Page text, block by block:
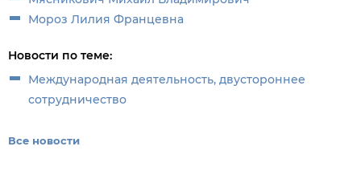
Мороз Лилия Францевна
Новости по теме:
Международная деятельность, двустороннее
сотрудничество
Все новости